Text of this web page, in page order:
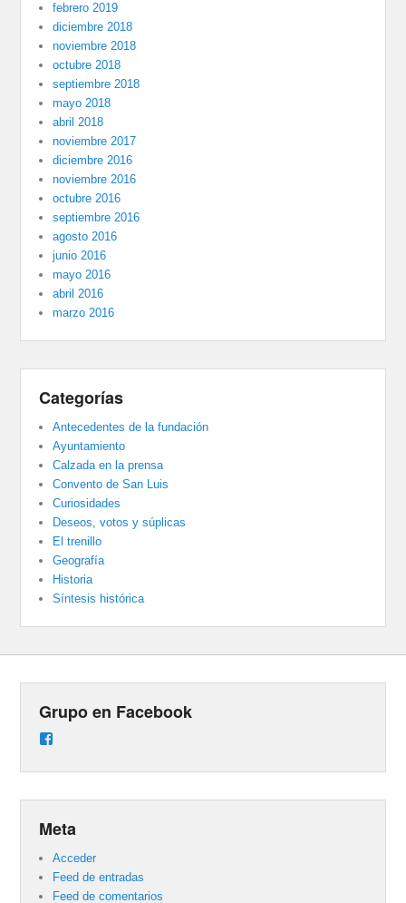
febrero 2019
diciembre 2018
noviembre 2018
octubre 2018
septiembre 2018
mayo 2018
abril 2018
noviembre 2017
diciembre 2016
noviembre 2016
octubre 2016
septiembre 2016
agosto 2016
junio 2016
mayo 2016
abril 2016
marzo 2016
Categorías
Antecedentes de la fundación
Ayuntamiento
Calzada en la prensa
Convento de San Luis
Curiosidades
Deseos, votos y súplicas
El trenillo
Geografía
Historia
Síntesis histórica
Grupo en Facebook
en
Meta
Acceder
Feed de entradas
Feed de comentarios